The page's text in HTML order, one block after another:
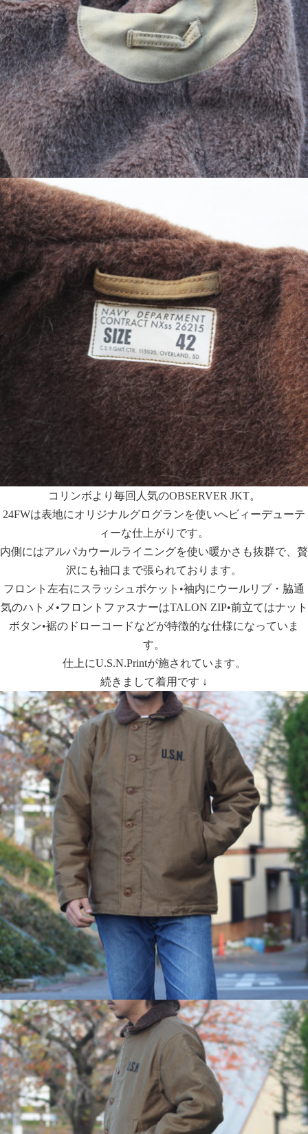
コリンボより毎回人気のOBSERVER JKT。
24FWは表地にオリジナルグログランを使いへビィーデューテ
ィーな仕上がりです。
内側にはアルパカウールライニングを使い暖かさも抜群で、贅
沢にも袖口まで張られております。
フロント左右にスラッシュポケット•袖内にウールリブ・脇通
気のハトメ•フロントファスナーはTALON ZIP•前立てはナット
ボタン•裾のドローコードなどが特徴的な仕様になっていま
す。
仕上にU.S.N.Printが施されています。
続きまして着用です ↓